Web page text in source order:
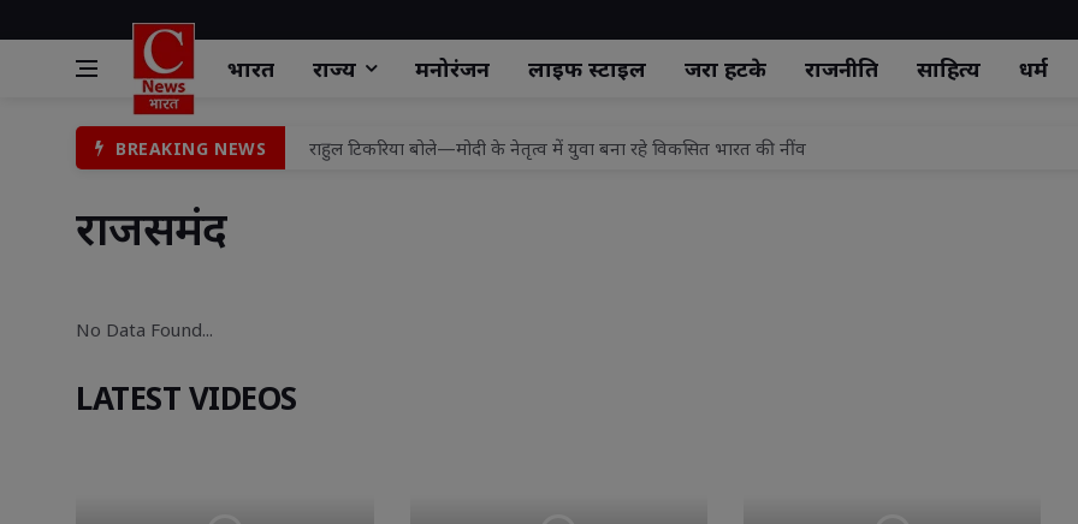
भारत राज्य मनोरंजन लाइफ स्‍टाइल जरा हटके राजनीति साहित्य धर्म
BREAKING NEWS
राहुल टिकरिया बोले—मोदी के नेतृत्व में युवा बना रहे विकसित भारत की नींव
राजसमंद
No Data Found...
LATEST VIDEOS